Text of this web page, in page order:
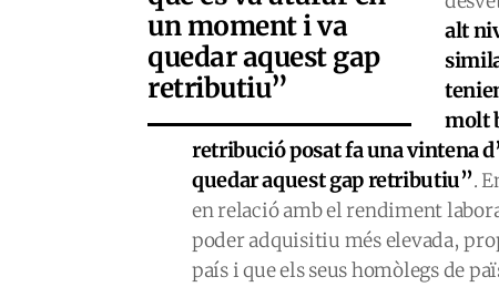
un moment i va
quedar aquest gap
retributiu”
alt
molt
retribució posat fa una vintena
quedar aquest gap retributiu”.
en relació amb el rendiment
poder adquisitiu més elevada,
país i que els seus homòlegs de